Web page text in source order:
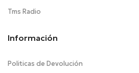
Tms Radio
Información
Politicas de Devolución